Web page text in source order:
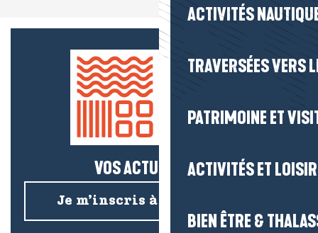
ACTIVITÉS
TRAVERSÉES VERS
PATRIMOINE ET
ACTIVITÉS ET
BIEN ÊTRE &
VOS ACTUS SALÉES !
Je m’inscris à la newsletter